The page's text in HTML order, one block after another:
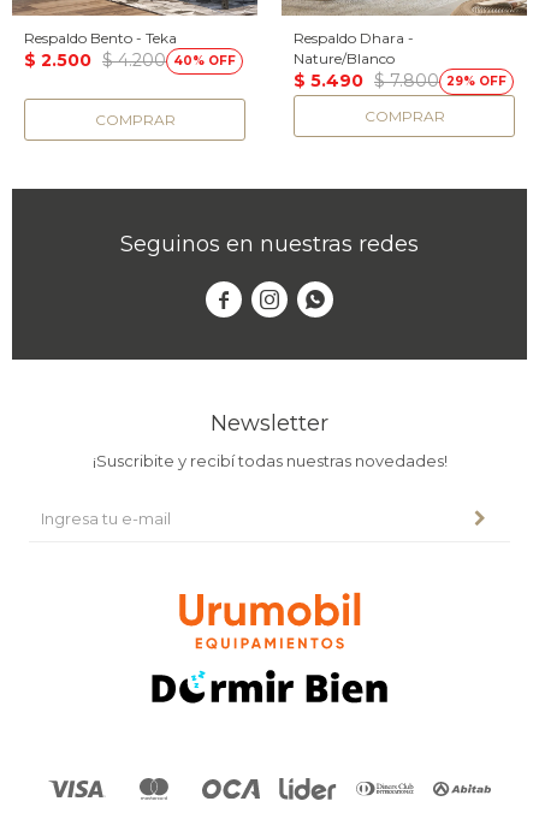
Respaldo Bento - Teka
$ 2.500 $ 4.200 40
Respaldo Dhara -
Nature/Blanco
$ 5.490 $ 7.800 29
Seguinos en nuestras redes
  
Newsletter
¡Suscribite y recibí todas nuestras novedades!